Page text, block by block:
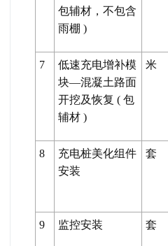
包辅材，不包含
雨棚 )
7
低速充电增补模
块—混凝土路面
开挖及恢复 ( 包
辅材 )
米
8
充电桩美化组件
安装
套
9 监控安装 套